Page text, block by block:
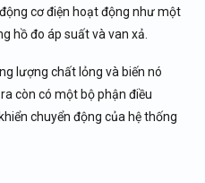
cơ điện hoạt động như một
hồ đo áp suất và van xả.
lượng chất lỏng và biến nó
còn có một bộ phận điều
chuyển động của hệ thống